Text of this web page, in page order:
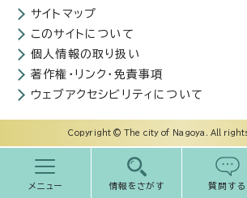
メニュー 情報をさがす 質問する
サイトマップ
このサイトについて
個人情報の取り扱い
著作権・リンク・免責事項
ウェブアクセシビリティについて
Copyright © The city of Nagoya. All